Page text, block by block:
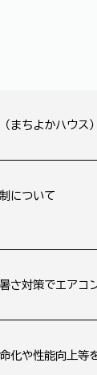
まちよかハウス
について
さ対策でエアコ
化や性能向上等